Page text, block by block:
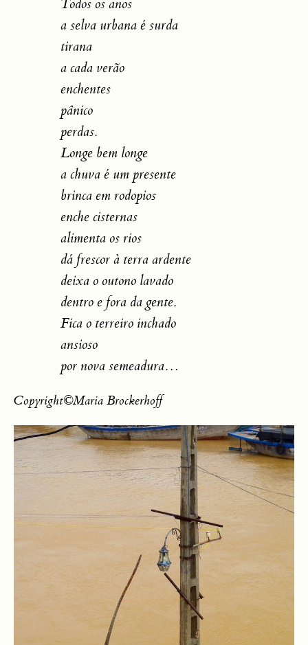
Todos os anos
a selva urbana é surda
tirana
a cada verão
enchentes
pânico
perdas.
Longe bem longe
a chuva é um presente
brinca em rodopios
enche cisternas
alimenta os rios
dá frescor à terra ardente
deixa o outono lavado
dentro e fora da gente.
Fica o terreiro inchado
ansioso
por nova semeadura…
Copyright©Maria Brockerhoff